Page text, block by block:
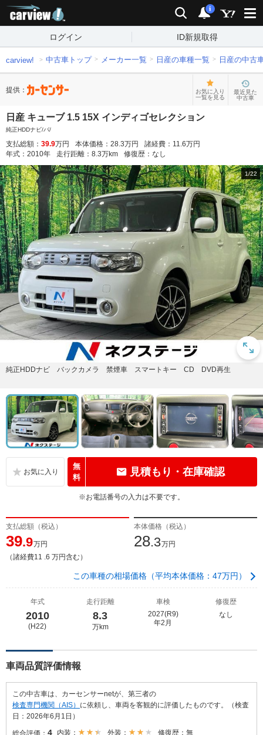
検索 通知
i
ログイン ID新規取得
carview! 中古車トップ メーカー一覧 日産の車種一覧 日産の中古
提供：
お気に入り
一覧を見る
最近見た
中古車
日産 キューブ 1.5 15X インディゴセレクション
純正HDDナビ/バ/
支払総額： 39.9万円 本体価格： 28.3万円 諸経費： 11.6万円
年式： 2010年 走行距離： 8.3万km 修復歴： なし
1/22
純正HDDナビ バックカメラ 禁煙車 スマートキー CD DVD再生
無
料
見積もり・在庫確認
※お電話番号の入力は不要です。
支払総額（税込）
39.9万円
（諸経費11 .6 万円含む）
本体価格（税込）
28.3万円
この車種の相場価格（平均本体価格：47万円）
年式
2010
(H22)
走行距離
8.3
万km
車検
2027(R9)
年2月
修復歴
なし
車両品質評価情報
この中古車は、カーセンサーnetが、第三者の
検査専門機関（AIS） に依頼し、車両を客観的に評価したものです。（検査
日：2026年6月1日）
総合評価： 4 内装： 外装：
修復歴：無